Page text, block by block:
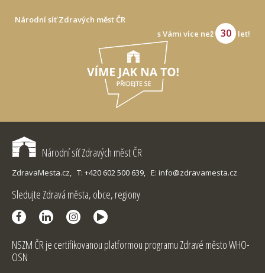
Národní síť Zdravých měst ČR
s Vámi více než
30 let!
Národní síť Zdravých měst ČR
ZdravaMesta.cz, T: +420 602 500 639, E: info@zdravamesta.cz
Sledujte Zdravá města, obce, regiony
NSZM ČR je certifikovanou platformou programu Zdravé město WHO-
OSN